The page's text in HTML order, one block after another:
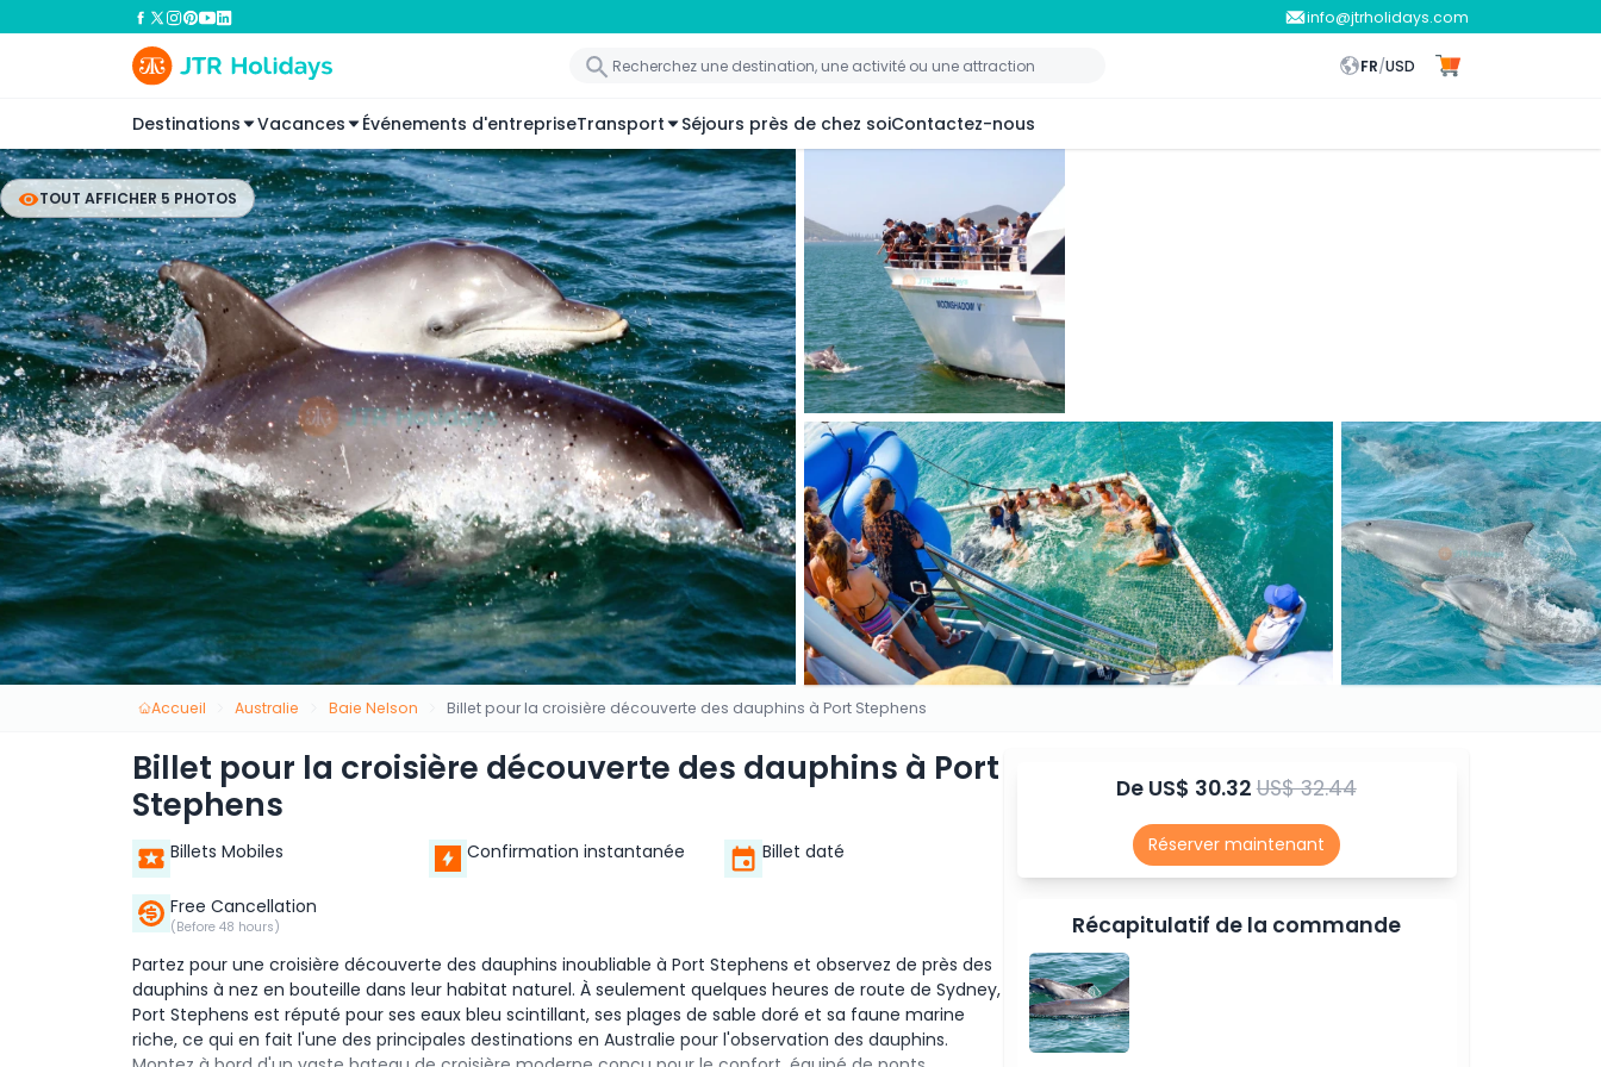
info@jtrholidays.com
FR/USD
Destinations Vacances Événements d'entrepriseTransport Séjours près de chez soiContactez-nous
TOUT AFFICHER 5 PHOTOS
Accueil Australie Baie Nelson Billet pour la croisière découverte des dauphins à Port Stephens
Billet pour la croisière découverte des dauphins à Port
Stephens
Billets Mobiles Confirmation instantanée Billet daté
Free Cancellation
(Before 48 hours)
Partez pour une croisière découverte des dauphins inoubliable à Port Stephens et observez de près des
dauphins à nez en bouteille dans leur habitat naturel. À seulement quelques heures de route de Sydney,
Port Stephens est réputé pour ses eaux bleu scintillant, ses plages de sable doré et sa faune marine
riche, ce qui en fait l'une des principales destinations en Australie pour l'observation des dauphins.
De US$ 30.32US$ 32.44
Réserver maintenant
Récapitulatif de la commande